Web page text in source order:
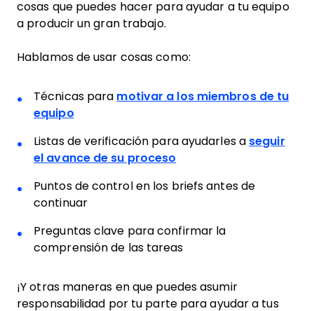
cosas que puedes hacer para ayudar a tu equipo
a producir un gran trabajo.
Hablamos de usar cosas como:
Técnicas para motivar a los miembros de tu
equipo
Listas de verificación para ayudarles a seguir
el avance de su proceso
Puntos de control en los briefs antes de
continuar
Preguntas clave para confirmar la
comprensión de las tareas
¡Y otras maneras en que puedes asumir
responsabilidad por tu parte para ayudar a tus